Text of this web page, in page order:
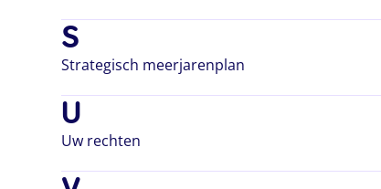
S
Strategisch meerjarenplan
U
Uw rechten